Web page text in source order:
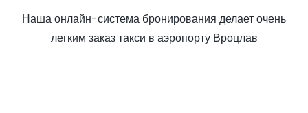
Наша онлайн-система бронирования делает очень
легким заказ такси в аэропорту Вроцлав